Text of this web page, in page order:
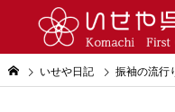
いせや日記 振袖の流行